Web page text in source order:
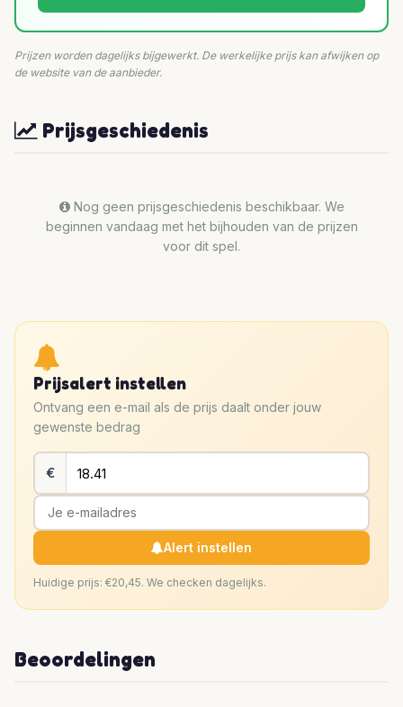
Prijzen worden dagelijks bijgewerkt. De werkelijke prijs kan afwijken op
de website van de aanbieder.
Prijsgeschiedenis
Nog geen prijsgeschiedenis beschikbaar. We
beginnen vandaag met het bijhouden van de prijzen
voor dit spel.
Prijsalert instellen
Ontvang een e-mail als de prijs daalt onder jouw
gewenste bedrag
€
Alert instellen
Huidige prijs: €20,45. We checken dagelijks.
Beoordelingen